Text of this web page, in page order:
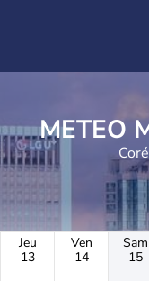
Jeu
13
Ven
14
Sam
15